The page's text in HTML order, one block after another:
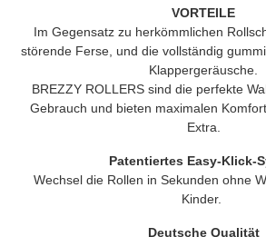
VORTEILE
Im Gegensatz zu herkömmlichen
störende Ferse, und die vollständig
Klappergeräusche.
BREZZY ROLLERS sind die perfekte
Gebrauch und bieten maximalen
Extra.
Patentiertes Easy-Klick-
Wechsel die Rollen in Sekunden ohne
Kinder.
Deutsche Qualität